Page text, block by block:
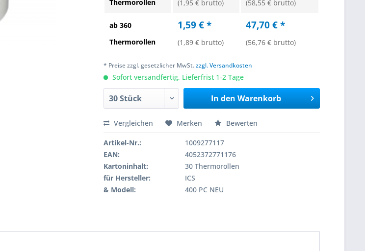
Thermorollen
(1,95 € brutto) (58,55 € brutto)
ab 360
Thermorollen
1,59 € *
(1,89 € brutto)
47,70 € *
(56,76 € brutto)
* Preise zzgl. gesetzlicher MwSt.zzgl. Versandkosten
Sofort versandfertig, Lieferfrist 1-2 Tage
In den Warenkorb
Vergleichen Merken Bewerten
Artikel-Nr.:
1009277117
EAN:
4052372771176
Kartoninhalt:
30 Thermorollen
für Hersteller:
ICS
& Modell:
400 PC NEU